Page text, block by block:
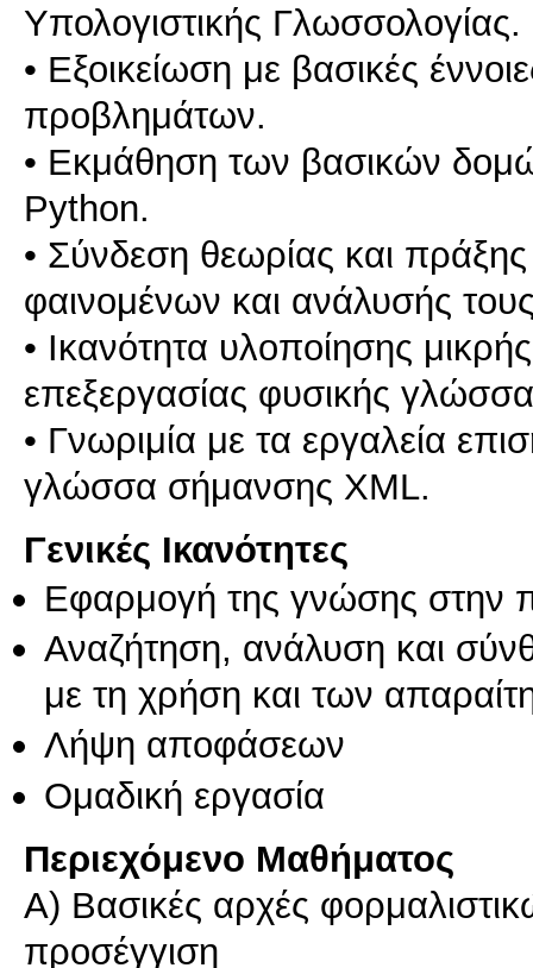
Υπολογιστικής Γλωσσολογίας.
• Εξοικείωση με βασικές
προβλημάτων.
• Εκμάθηση των βασικών
Python.
• Σύνδεση θεωρίας και
φαινομένων και ανάλυσής
• Ικανότητα υλοποίησης
επεξεργασίας φυσικής
• Γνωριμία με τα εργαλεία
γλώσσα σήμανσης XML.
Γενικές Ικανότητες
Εφαρμογή της γνώσης στην
Αναζήτηση, ανάλυση και
με τη χρήση και των
Λήψη αποφάσεων
Ομαδική εργασία
Περιεχόμενο Μαθήματος
Α) Βασικές αρχές
προσέγγιση